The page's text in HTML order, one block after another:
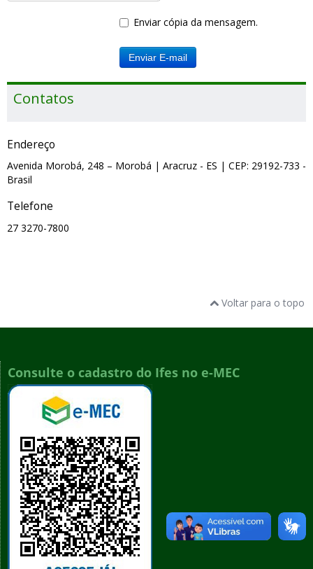
Enviar cópia da mensagem.
Enviar E-mail
Contatos
Endereço
Avenida Morobá, 248 – Morobá | Aracruz - ES | CEP: 29192-733 -
Brasil
Telefone
27 3270-7800
Voltar para o topo
Consulte o cadastro do Ifes no e-MEC